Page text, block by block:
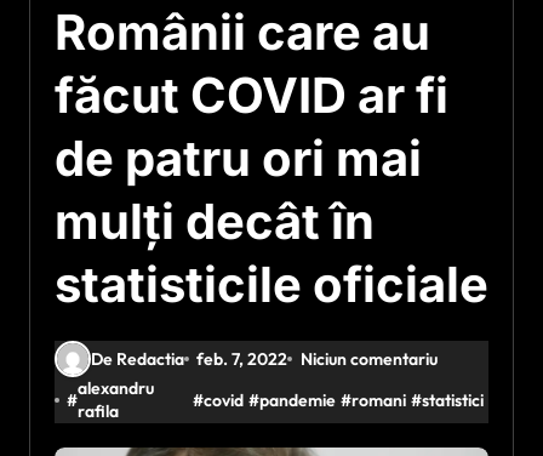
Românii care au
făcut COVID ar fi
de patru ori mai
mulți decât în
statisticile oficiale
De Redactia feb. 7, 2022
Niciun comentariu
#
alexandru
rafila
#covid #pandemie #romani #statistici